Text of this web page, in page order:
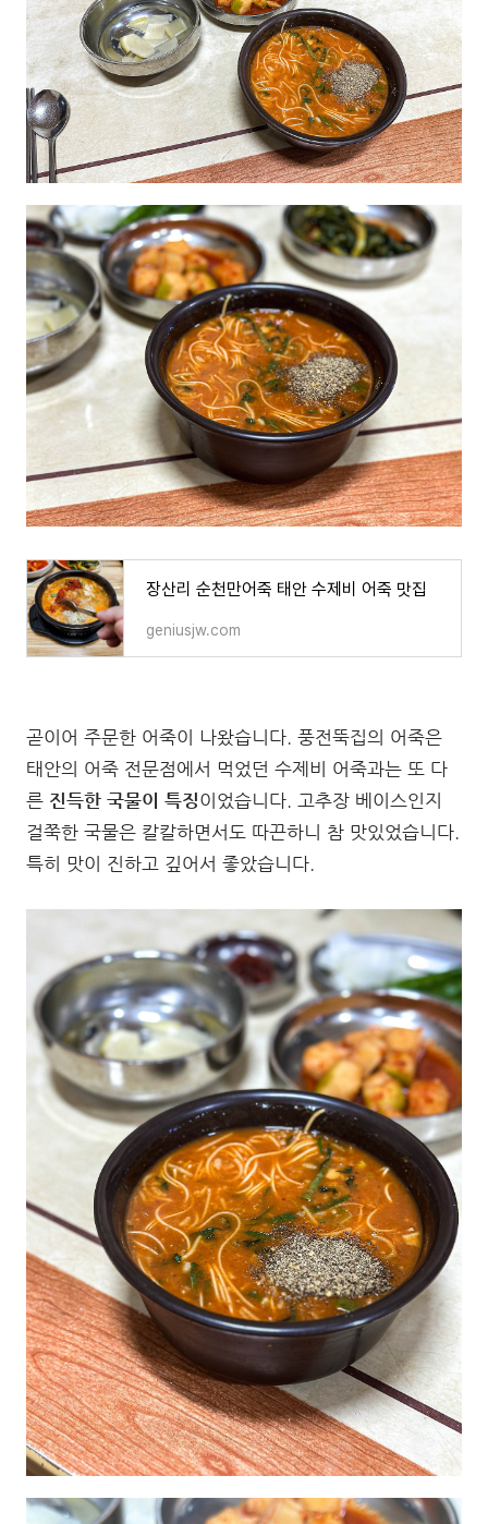
장산리 순천만어죽 태안 수제비 어죽 맛집
geniusjw.com
곧이어 주문한 어죽이 나왔습니다. 풍전뚝집의 어죽은
태안의 어죽 전문점에서 먹었던 수제비 어죽과는 또 다
른 진득한 국물이 특징이었습니다. 고추장 베이스인지
걸쭉한 국물은 칼칼하면서도 따끈하니 참 맛있었습니다.
특히 맛이 진하고 깊어서 좋았습니다.